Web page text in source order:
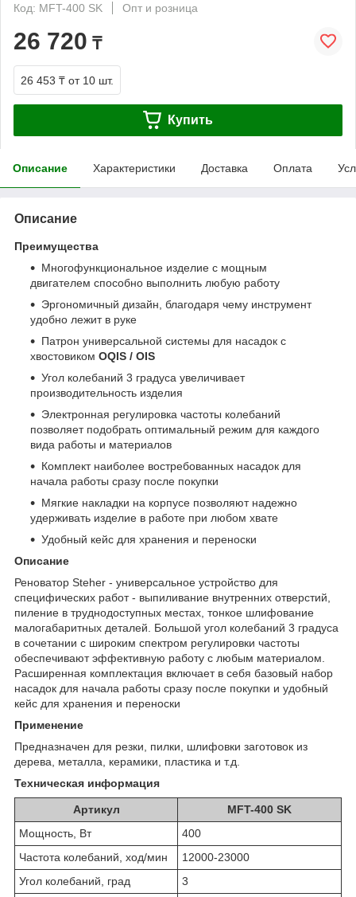
Код: MFT-400 SK
Опт и розница
26 720 ₸
26 453 ₸ от 10 шт.
Купить
Описание Характеристики Доставка Оплата
Описание
Преимущества
Многофункциональное изделие с мощным
двигателем способно выполнить любую работу
Эргономичный дизайн, благодаря чему инструмент
удобно лежит в руке
Патрон универсальной системы для насадок с
хвостовиком OQIS / OIS
Угол колебаний 3 градуса увеличивает
производительность изделия
Электронная регулировка частоты колебаний
позволяет подобрать оптимальный режим для каждого
вида работы и материалов
Комплект наиболее востребованных насадок для
начала работы сразу после покупки
Мягкие накладки на корпусе позволяют надежно
удерживать изделие в работе при любом хвате
Удобный кейс для хранения и переноски
Описание
Реноватор Steher - универсальное устройство для
специфических работ - выпиливание внутренних отверстий,
пиление в труднодоступных местах, тонкое шлифование
малогабаритных деталей. Большой угол колебаний 3 градуса
в сочетании с широким спектром регулировки частоты
обеспечивают эффективную работу с любым материалом.
Расширенная комплектация включает в себя базовый набор
насадок для начала работы сразу после покупки и удобный
кейс для хранения и переноски
Применение
Предназначен для резки, пилки, шлифовки заготовок из
дерева, металла, керамики, пластика и т.д.
Техническая информация
Артикул
MFT-400 SK
Мощность, Вт
400
Частота колебаний, ход/мин
12000-23000
Угол колебаний, град
3